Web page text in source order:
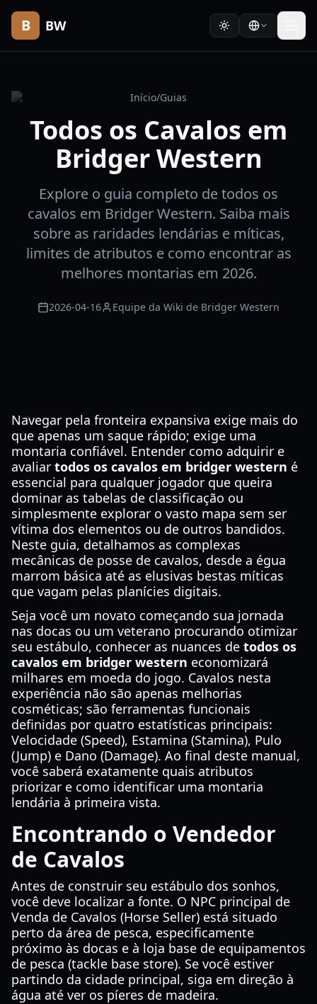
B BW
Início/Guias
Todos os Cavalos em
Bridger Western
Explore o guia completo de todos os
cavalos em Bridger Western. Saiba mais
sobre as raridades lendárias e míticas,
limites de atributos e como encontrar as
melhores montarias em 2026.
2026-04-16 Equipe da Wiki de Bridger Western
Navegar pela fronteira expansiva exige mais do
que apenas um saque rápido; exige uma
montaria confiável. Entender como adquirir e
avaliar todos os cavalos em bridger western é
essencial para qualquer jogador que queira
dominar as tabelas de classificação ou
simplesmente explorar o vasto mapa sem ser
vítima dos elementos ou de outros bandidos.
Neste guia, detalhamos as complexas
mecânicas de posse de cavalos, desde a égua
marrom básica até as elusivas bestas míticas
que vagam pelas planícies digitais.
Seja você um novato começando sua jornada
nas docas ou um veterano procurando otimizar
seu estábulo, conhecer as nuances de todos os
cavalos em bridger western economizará
milhares em moeda do jogo. Cavalos nesta
experiência não são apenas melhorias
cosméticas; são ferramentas funcionais
definidas por quatro estatísticas principais:
Velocidade (Speed), Estamina (Stamina), Pulo
(Jump) e Dano (Damage). Ao final deste manual,
você saberá exatamente quais atributos
priorizar e como identificar uma montaria
lendária à primeira vista.
Encontrando o Vendedor
de Cavalos
Antes de construir seu estábulo dos sonhos,
você deve localizar a fonte. O NPC principal de
Venda de Cavalos (Horse Seller) está situado
perto da área de pesca, especificamente
próximo às docas e à loja base de equipamentos
de pesca (tackle base store). Se você estiver
partindo da cidade principal, siga em direção à
água até ver os píeres de madeira.